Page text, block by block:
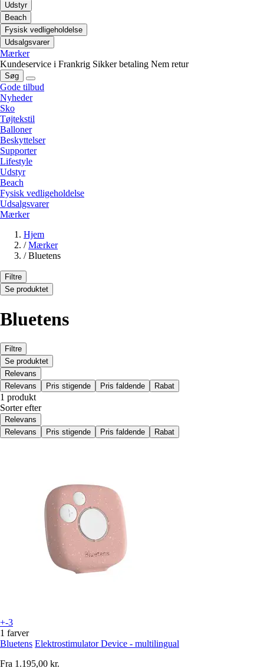
Udstyr
Beach
Fysisk vedligeholdelse
Udsalgsvarer
Mærker
Kundeservice i Frankrig Sikker betaling Nem retur
Søg
Gode tilbud
Nyheder
Sko
Tøjtekstil
Balloner
Beskyttelser
Supporter
Lifestyle
Udstyr
Beach
Fysisk vedligeholdelse
Udsalgsvarer
Mærker
Hjem
/ Mærker
/ Bluetens
Filtre
Se produktet
Bluetens
Filtre
Se produktet
Relevans
Relevans
Pris stigende Pris faldende Rabat
1 produkt
Sorter efter
Relevans
Relevans
Pris stigende Pris faldende Rabat
+-3
1 farver
Bluetens Elektrostimulator Device - multilingual
Fra 1.195,00 kr.